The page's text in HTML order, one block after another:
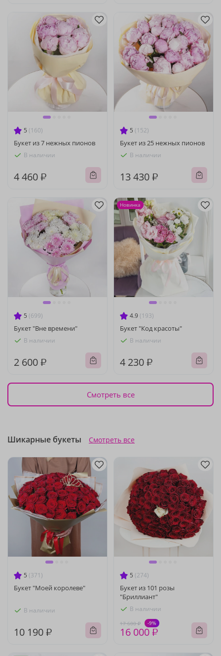
5 (160)
Букет из 7 нежных пионов
В наличии
4 460 ₽
5 (152)
Букет из 25 нежных пионов
В наличии
13 430 ₽
5 (699)
Букет "Вне времени"
В наличии
2 600 ₽
4.9 (193)
Букет "Код красоты"
В наличии
4 230 ₽
Новинка
Смотреть все
Шикарные букеты Смотреть все
5 (371)
Букет "Моей королеве"
В наличии
10 190 ₽
5 (274)
Букет из 101 розы
"Бриллиант"
В наличии
17 600 ₽ -9%
16 000 ₽